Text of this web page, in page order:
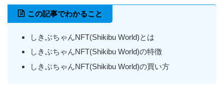
この記事でわかること
しきぶちゃんNFT(Shikibu World)とは
しきぶちゃんNFT(Shikibu World)の特徴
しきぶちゃんNFT(Shikibu World)の買い方